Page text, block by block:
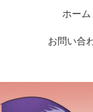
ホーム
お問い合